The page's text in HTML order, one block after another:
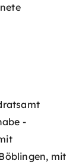
-
mit